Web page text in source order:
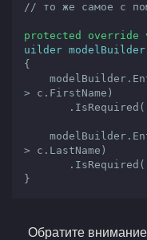
// то же самое с
protected override
uilder modelBuilder
{
> c.FirstName)
> c.LastName)
}
Обратите